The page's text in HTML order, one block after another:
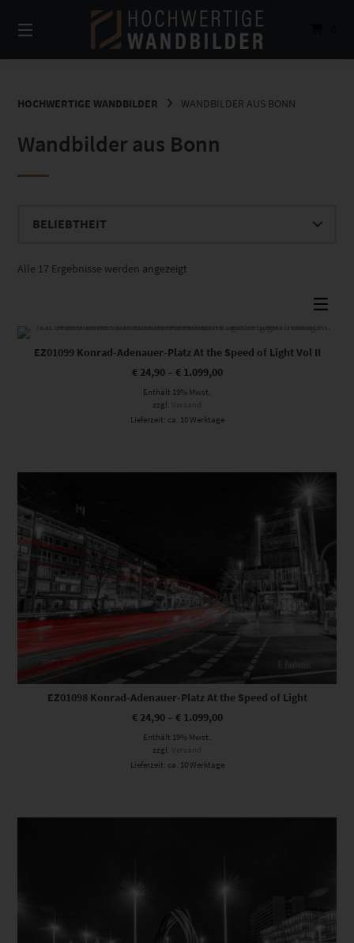
zum
Inhalt
HOCHWERTIGE WANDBILDER WANDBILDER AUS BONN
Wandbilder aus Bonn
Alle 17 Ergebnisse werden angezeigt
Dieses Produkt weist mehrere Varianten auf. Die Optionen können auf der Produktseite gewählt werden
EZ01099 Konrad-Adenauer-Platz At the Speed of Light Vol II
€24,90– €1.099,00
Enthält 19% Mwst.
zzgl. Versand
Lieferzeit: ca. 10 Werktage
Dieses Produkt weist mehrere Varianten auf. Die Optionen können auf der Produktseite gewählt werden
EZ01098 Konrad-Adenauer-Platz At the Speed of Light
€24,90– €1.099,00
Enthält 19% Mwst.
zzgl. Versand
Lieferzeit: ca. 10 Werktage
Dieses Produkt weist mehrere Varianten auf. Die Optionen können auf der Produktseite gewählt werden